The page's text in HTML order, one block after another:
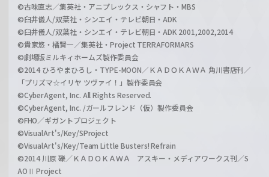
©古味直志／集英社・アニプレックス・シャフト・MBS
©臼井儀人/双葉社・シンエイ・テレビ朝日・ADK
©臼井儀人/双葉社・シンエイ・テレビ朝日・ADK 2001,2002,2014
©貴家悠・橘賢一／集英社・Project TERRAFORMARS
©劇場版ミルキィホームズ製作委員会
©2014 ひろやまひろし・TYPE-MOON／ＫＡＤＯＫＡＷＡ 角川書店刊／
「プリズマ☆イリヤ ツヴァイ！」製作委員会
©CyberAgent, Inc. All Rights Reserved.
©CyberAgent, Inc. /ガールフレンド（仮）製作委員会
©FHO／ギガントプロジェクト
©VisualArt's/Key/SProject
©VisualArt's/Key/Team Little Busters! Refrain
©2014 川原 礫／ＫＡＤＯＫＡＷＡ アスキー・メディアワークス刊／S
AOⅡ Project